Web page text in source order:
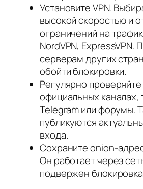
Установите VPN.
высокой скоростью и
ограничений на
NordVPN, ExpressVPN.
серверам других
обойти блокировки.
Регулярно
официальных каналах,
Telegram или форумы.
публикуются
входа.
Сохраните onion-
Он работает через
подвержен